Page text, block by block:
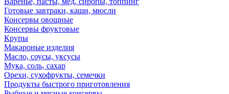
Готовые завтраки, каши, мюсли
Консервы овощные
Консервы фруктовые
Крупы
Макароные изделия
Масло, соусы, уксусы
Мука, соль, сахар
Орехи, сухофрукты, семечки
Продукты быстрого приготовления